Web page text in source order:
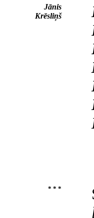
Jānis
Krēsliņš
* * *